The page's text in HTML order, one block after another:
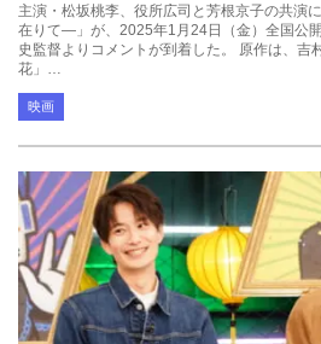
主演・松坂桃李、役所広司と芳根京子の共
在りて―」が、2025年1月24日（金）全国公
史監督よりコメントが到着した。 原作は、吉
花」…
映画